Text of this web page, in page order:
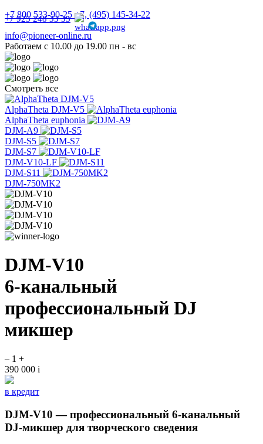
+7 800 533-90-25 +7, (495) 145-34-22
+7 925 248 33 35
info@pioneer-online.ru
Работаем с 10.00 до 19.00 пн - вс
Смотреть все
AlphaTheta DJM-V5
AlphaTheta euphonia
DJM-A9
DJM-S5
DJM-S7
DJM-V10-LF
DJM-S11
DJM-750MK2
DJM-V10
6-канальный
профессиональный DJ
микшер
– 1 +
390 000 i
в кредит
DJM-V10 — профессиональный 6-канальный
DJ-микшер для творческого сведения